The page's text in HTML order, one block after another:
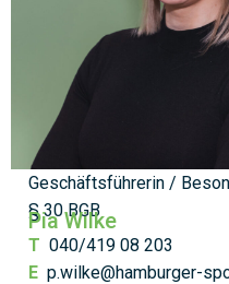
Geschäftsführerin /
§ 30 BGB
Pia Wilke
T 040/419 08 203
E p.wilke@hamburger-